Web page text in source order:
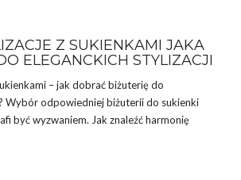
Z SUKIENKAMI JAKA
ELEGANCKICH STYLIZACJI
– jak dobrać biżuterię do
Wybór odpowiedniej biżuterii do sukienki
być wyzwaniem. Jak znaleźć harmonię